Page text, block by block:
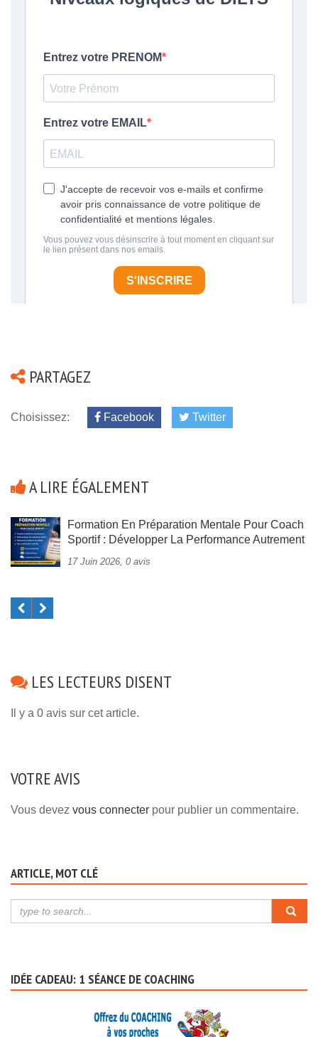
PARTAGEZ
Choisissez: Facebook Twitter
A LIRE ÉGALEMENT
Formation En Préparation Mentale Pour Coach
Sportif : Développer La Performance Autrement
17 Juin 2026, 0 avis
LES LECTEURS DISENT
Il y a 0 avis sur cet article.
VOTRE AVIS
Vous devez vous connecter pour publier un commentaire.
ARTICLE, MOT CLÉ
IDÉE CADEAU: 1 SÉANCE DE COACHING